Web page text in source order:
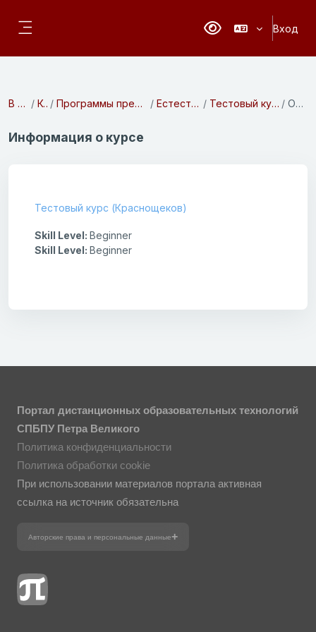
Версия для Вход
В начало Курсы Программы предвузовской подготовки Естественные науки Тестовый курс (Краснощеков) Описание
Информация о курсе
Тестовый курс (Краснощеков)
Skill Level: Beginner
Skill Level: Beginner
Портал дистанционных образовательных технологий
СПБПУ Петра Великого
Политика конфиденциальности
Политика обработки cookie
При использовании материалов портала активная
ссылка на источник обязательна
Авторские права и персональные данные
Фотографии размещены с согласия
о персональных данных. Согласно
гражданина», все фотоматериалы